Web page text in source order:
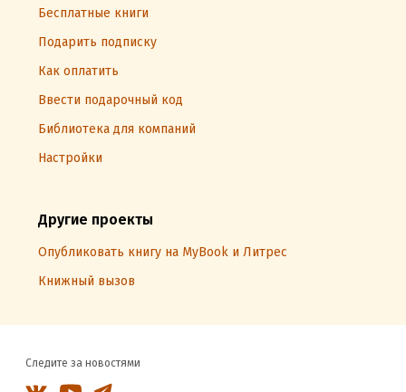
Бесплатные книги
Подарить подписку
Как оплатить
Ввести подарочный код
Библиотека для компаний
Настройки
Другие проекты
Опубликовать книгу на MyBook и Литрес
Книжный вызов
Следите за новостями